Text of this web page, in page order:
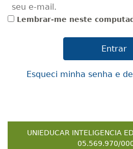
seu e-mail.
Lembrar-me neste
Esqueci minha senha e
UNIEDUCAR INTELIGENCIA
05.569.970/